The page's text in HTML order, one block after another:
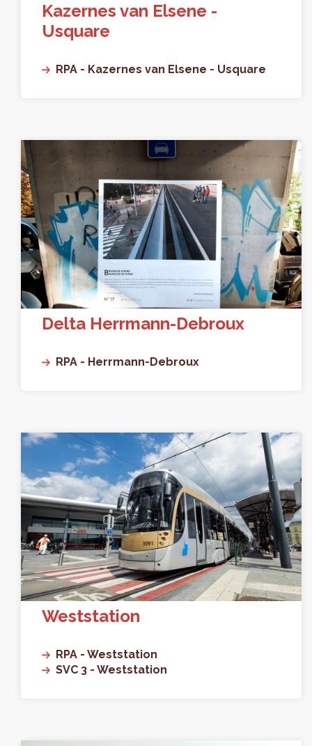
Kazernes van Elsene -
Usquare
RPA - Kazernes van Elsene - Usquare
Delta Herrmann-Debroux
RPA - Herrmann-Debroux
Weststation
RPA - Weststation
SVC 3 - Weststation